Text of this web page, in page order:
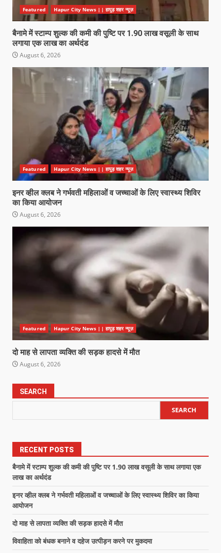
Featured Hapur City News || हापुड़ शहर न्यूज़
बैनामे में स्टाम्प शुल्क की कमी की पुष्टि पर 1.90 लाख वसूली के साथ
लगाया एक लाख का अर्थदंड
August 6, 2026
Featured Hapur City News || हापुड़ शहर न्यूज़
इनर व्हील क्लब ने गर्भवती महिलाओं व जच्चाओं के लिए स्वास्थ्य शिविर
का किया आयोजन
August 6, 2026
Featured Hapur City News || हापुड़ शहर न्यूज़
दो माह से लापता व्यक्ति की सड़क हादसे में मौत
August 6, 2026
SEARCH
SEARCH
RECENT POSTS
बैनामे में स्टाम्प शुल्क की कमी की पुष्टि पर 1.90 लाख वसूली के साथ लगाया एक
लाख का अर्थदंड
इनर व्हील क्लब ने गर्भवती महिलाओं व जच्चाओं के लिए स्वास्थ्य शिविर का किया
आयोजन
दो माह से लापता व्यक्ति की सड़क हादसे में मौत
विवाहिता को बंधक बनाने व दहेज उत्पीड़न करने पर मुकदमा